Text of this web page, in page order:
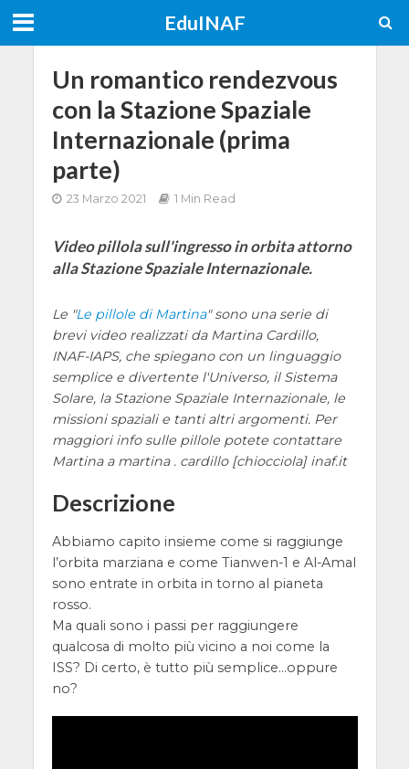
EduINAF
Un romantico rendezvous
con la Stazione Spaziale
Internazionale (prima
parte)
23 Marzo 2021 1 Min Read
Video pillola sull'ingresso in orbita attorno
alla Stazione Spaziale Internazionale.
Le "Le pillole di Martina" sono una serie di
brevi video realizzati da Martina Cardillo,
INAF-IAPS, che spiegano con un linguaggio
semplice e divertente l'Universo, il Sistema
Solare, la Stazione Spaziale Internazionale, le
missioni spaziali e tanti altri argomenti. Per
maggiori info sulle pillole potete contattare
Martina a martina . cardillo [chiocciola] inaf.it
Descrizione
Abbiamo capito insieme come si raggiunge
l’orbita marziana e come Tianwen-1 e Al-Amal
sono entrate in orbita in torno al pianeta
rosso.
Ma quali sono i passi per raggiungere
qualcosa di molto più vicino a noi come la
ISS? Di certo, è tutto più semplice…oppure
no?